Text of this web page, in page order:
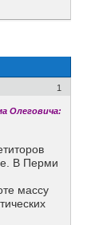
1
Олеговича:
В Перми
массу